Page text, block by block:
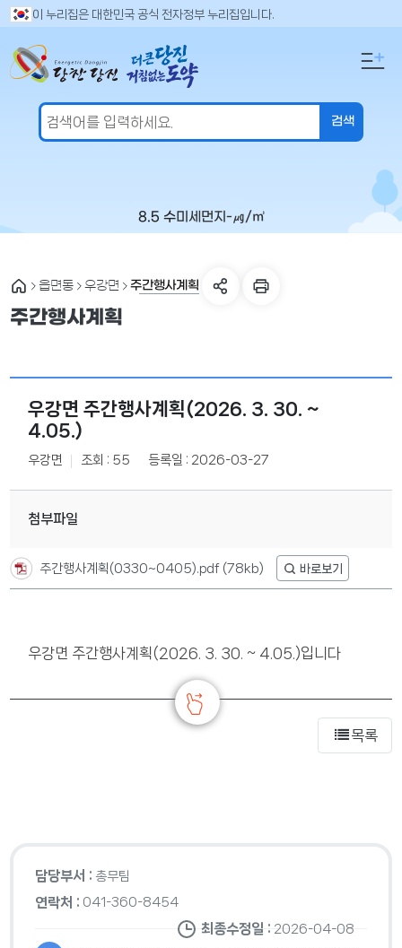
이 누리집은 대한민국 공식 전자정부 누리집입니다.
8.5 수미세먼지 -㎍/㎥
검
어
입
읍면동 우강면 주간행사계획
주간행사계획
우강면 주간행사계획(2026. 3. 30. ~
4.05.)
우강면 조회 : 55 등록일 : 2026-03-27
첨부파일
주간행사계획(0330~0405).pdf (78kb)
우강면 주간행사계획(2026. 3. 30. ~ 4.05.)입니다
목록
담당부서 : 총무팀
연락처 : 041-360-8454
최종수정일 : 2026-04-08
만
도
의
세